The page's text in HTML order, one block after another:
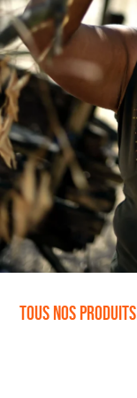
Tous nos produits